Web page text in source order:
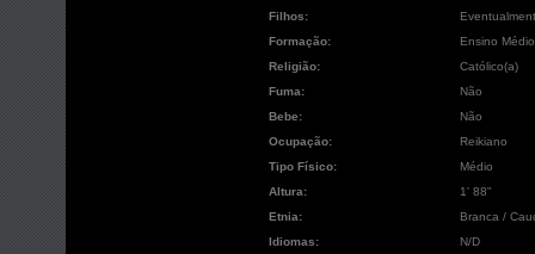
Filhos:
Formação:
Ensino Médio
Religião:
Católico(a)
Fuma:
Não
Bebe:
Não
Ocupação:
Reikiano
Tipo Físico:
Médio
Altura:
1' 88"
Etnia:
Branca /
Idiomas:
N/D